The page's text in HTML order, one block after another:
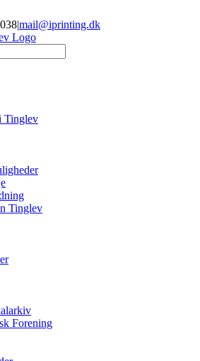
|mail@iprinting.dk
Tinglev
Tinglev
Forening